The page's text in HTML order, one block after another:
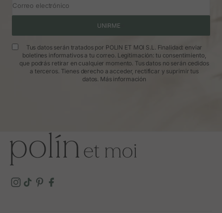
Correo electrónico
UNIRME
Tus datos serán tratados por POLIN ET MOI S.L. Finalidad: enviar
boletines informativos a tu correo. Legitimación: tu consentimiento,
que podrás retirar en cualquier momento. Tus datos no serán cedidos
a terceros. Tienes derecho a acceder, rectificar y suprimir tus
datos. Más información